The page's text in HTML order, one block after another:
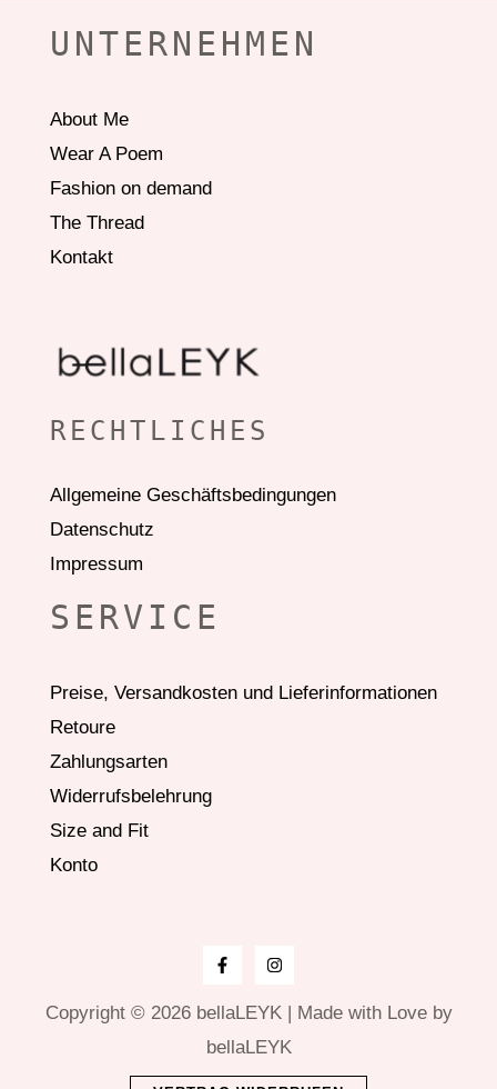
UNTERNEHMEN
About Me
Wear A Poem
Fashion on demand
The Thread
Kontakt
RECHTLICHES
Allgemeine Geschäftsbedingungen
Datenschutz
Impressum
SERVICE
Preise, Versandkosten und Lieferinformationen
Retoure
Zahlungsarten
Widerrufsbelehrung
Size and Fit
Konto
Copyright © 2026 bellaLEYK | Made with Love by
bellaLEYK